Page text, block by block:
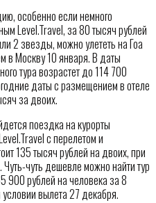
особенно если немного
Level.Travel, за 80 тысяч рублей
2 звезды, можно улететь на Гоа
в Москву 10 января. В даты
тура возрастет до 114 700
даты с размещением в отеле
за двоих.
поездка на курорты
с перелетом и
135 тысяч рублей на двоих, при
чуть дешевле можно найти тур
900 рублей на человека за 8
вылета 27 декабря.